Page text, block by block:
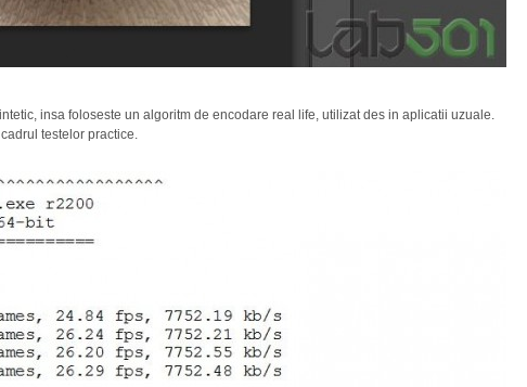
insa foloseste un algoritm de encodare real life, utilizat des in aplicatii uzuale.
testelor practice.